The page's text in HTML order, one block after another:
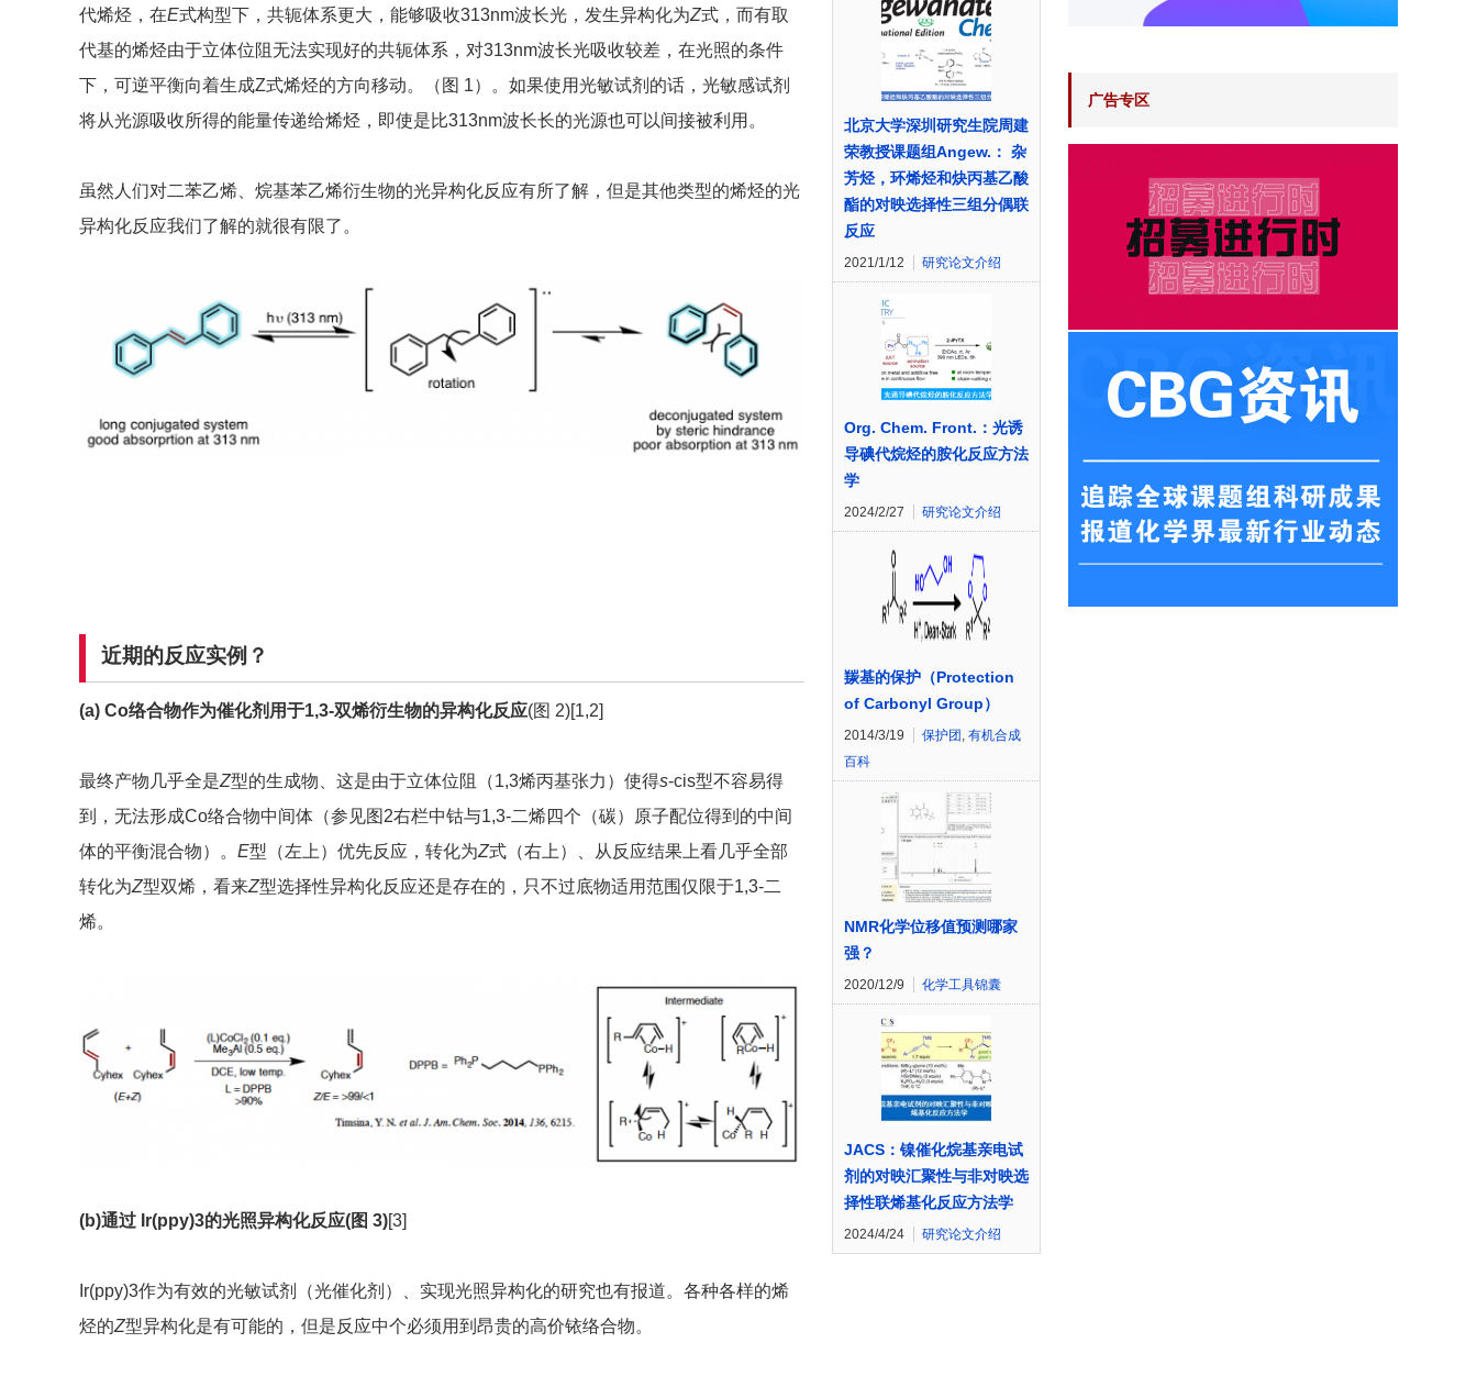
代烯烃，在E式构型下，共轭体系更大，能够吸收313nm波长光，发生异构化为Z式，而有取
代基的烯烃由于立体位阻无法实现好的共轭体系，对313nm波长光吸收较差，在光照的条件
下，可逆平衡向着生成Z式烯烃的方向移动。（图 1）。如果使用光敏试剂的话，光敏感试剂
将从光源吸收所得的能量传递给烯烃，即使是比313nm波长长的光源也可以间接被利用。
虽然人们对二苯乙烯、烷基苯乙烯衍生物的光异构化反应有所了解，但是其他类型的烯烃的光
异构化反应我们了解的就很有限了。
近期的反应实例？
(a) Co络合物作为催化剂用于1,3-双烯衍生物的异构化反应(图 2)[1,2]
最终产物几乎全是Z型的生成物、这是由于立体位阻（1,3烯丙基张力）使得s-cis型不容易得
到，无法形成Co络合物中间体（参见图2右栏中钴与1,3-二烯四个（碳）原子配位得到的中间
体的平衡混合物）。 E型（左上）优先反应，转化为Z式（右上）、从反应结果上看几乎全部
转化为Z型双烯，看来Z型选择性异构化反应还是存在的，只不过底物适用范围仅限于1,3-二
烯。
(b)通过 Ir(ppy)3的光照异构化反应(图 3)[3]
Ir(ppy)3作为有效的光敏试剂（光催化剂）、实现光照异构化的研究也有报道。各种各样的烯
烃的Z型异构化是有可能的，但是反应中个必须用到昂贵的高价铱络合物。
北京大学深圳研究生院周建
荣教授课题组Angew.： 杂
芳烃，环烯烃和炔丙基乙酸
酯的对映选择性三组分偶联
反应
2021/1/12 研究论文介绍
Org. Chem. Front.：光诱
导碘代烷烃的胺化反应方法
学
2024/2/27 研究论文介绍
羰基的保护（Protection
of Carbonyl Group）
2014/3/19 保护团 , 有机合成
百科
NMR化学位移值预测哪家
强？
2020/12/9 化学工具锦囊
JACS：镍催化烷基亲电试
剂的对映汇聚性与非对映选
择性联烯基化反应方法学
2024/4/24 研究论文介绍
广告专区